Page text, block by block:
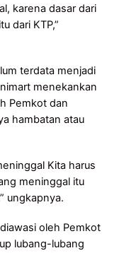
karena dasar dari
dari KTP,”
terdata menjadi
menekankan
Pemkot dan
hambatan atau
Kita harus
meninggal itu
ungkapnya.
oleh Pemkot
lubang-lubang